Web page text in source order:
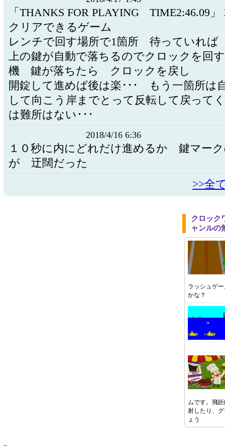
「THANKS FOR PLAYING TIME2:46.09」
クリアできるゲーム
レンチで回す場所で1箇所 待っていれ
上の鍵が自動で落ちるのでクロックを回
機 鍵が落ちたら クロックを戻し
開錠して進めば後は楽･･･ もう一箇所は
して向こう岸までとって反転して戻って
は難所はない･･･
2018/4/16 6:36
１０秒に内にどれだけ進めるか 鍵マー
が 迂闊だった
>>全
クロック
ャンルの
ラッシュゲ
かな？
ムです。飛
射したり、
ょう